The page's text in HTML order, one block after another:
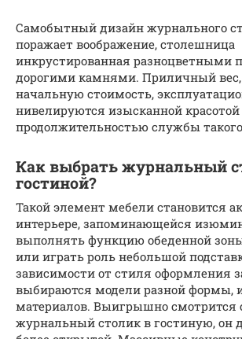
Самобытный дизайн журнального
поражает воображение, столешница
инкрустированная разноцветными
дорогими камнями. Приличный
начальную стоимость,
нивелируются изысканной
продолжительностью службы
Как выбрать журнальный
гостиной?
Такой элемент мебели становится
интерьере, запоминающейся
выполнять функцию обеденной
или играть роль небольшой
зависимости от стиля оформления
выбираются модели разной формы,
материалов. Выигрышно смотрится
журнальный столик в гостиную, он